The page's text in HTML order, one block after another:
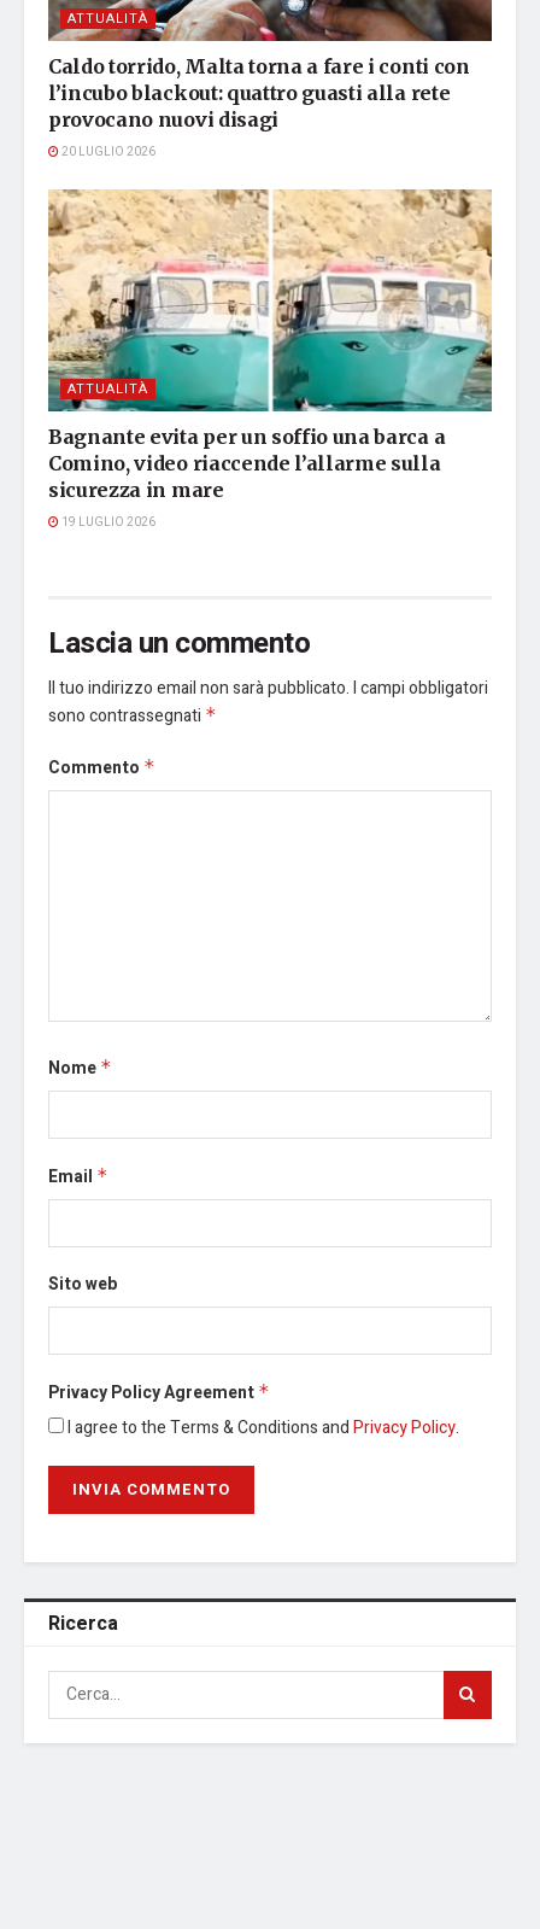
ATTUALITÀ
Caldo torrido, Malta torna a fare i conti con
l’incubo blackout: quattro guasti alla rete
provocano nuovi disagi
20 LUGLIO 2026
ATTUALITÀ
Bagnante evita per un soffio una barca a
Comino, video riaccende l’allarme sulla
sicurezza in mare
19 LUGLIO 2026
Lascia un commento
Il tuo indirizzo email non sarà pubblicato.I campi obbligatori
sono contrassegnati *
Commento *
Nome *
Email *
Sito web
Privacy Policy Agreement *
I agree to the Terms & Conditions andPrivacy Policy.
Ricerca